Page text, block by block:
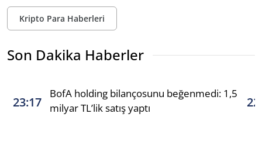
Kripto Para Haberleri
Son Dakika Haberler
23:17
BofA holding bilançosunu beğenmedi: 1,5
milyar TL’lik satış yaptı